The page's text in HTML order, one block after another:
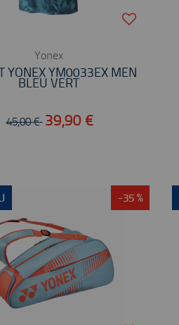
Yonex
YONEX YM0033EX MEN
BLEU VERT
45,00 € 39,90 €
-35 %